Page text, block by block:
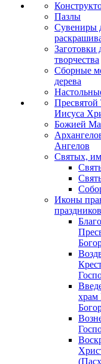
Пазлы
Сувениры
Заготовки
творчества
Сборные
дерева
Иисуса
Божией
Ангелов
Святых,
Иконы
праздников
храм